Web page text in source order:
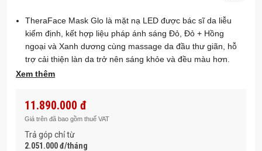
TheraFace Mask Glo là mặt nạ LED được bác sĩ da liễu
kiểm định, kết hợp liệu pháp ánh sáng Đỏ, Đỏ + Hồng
ngoại và Xanh dương cùng massage da đầu thư giãn, hỗ
trợ cải thiện làn da trở nên sáng khỏe và đều màu hơn.
Phát triển cùng chuyên gia da liễu và chăm sóc da, với 3
Ánh sáng Đỏ: hỗ trợ làm giảm nếp nhăn, vết thâm và vùng
da không đều màu.
Ánh sáng Đỏ + Hồng ngoại: giúp kích thích sản sinh
collagen, hỗ trợ da săn chắc hơn.
Xem thêm
11.890.000 đ
Giá trên đã bao gồm thuế VAT
Trả góp chỉ từ
2.051.000 đ/tháng